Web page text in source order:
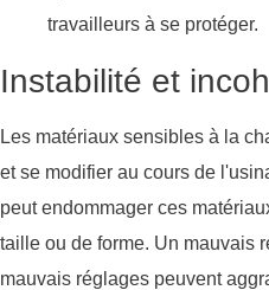
travailleurs à se protéger.
Instabilité et
Les matériaux sensibles à la
et se modifier au cours de
peut endommager ces
taille ou de forme. Un mauvais
mauvais réglages peuvent